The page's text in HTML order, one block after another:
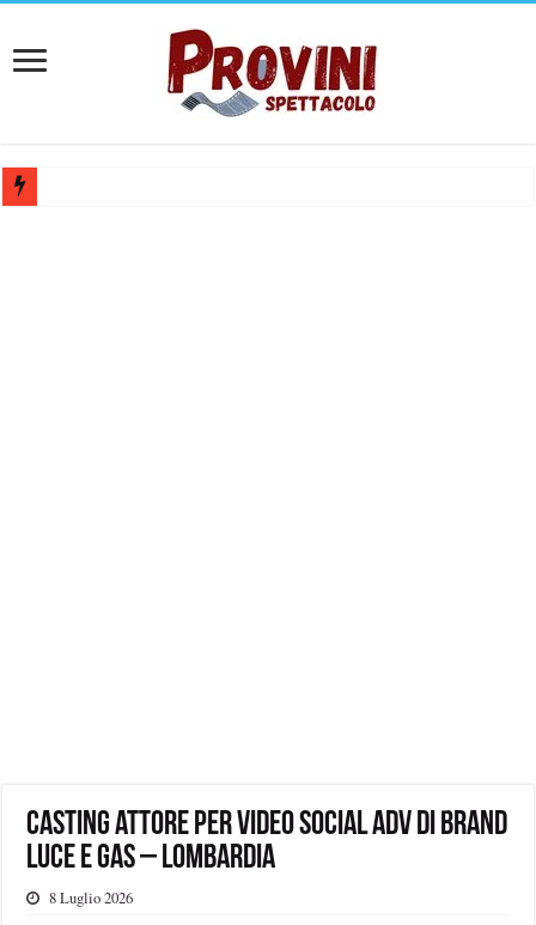
Casting attore per video social ADV di brand
luce e gas – Lombardia
8 Luglio 2026